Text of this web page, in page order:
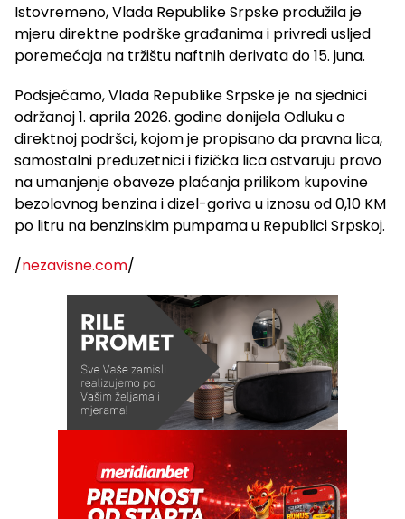
Istovremeno, Vlada Republike Srpske produžila je
mjeru direktne podrške građanima i privredi usljed
poremećaja na tržištu naftnih derivata do 15. juna.
Podsjećamo, Vlada Republike Srpske je na sjednici
održanoj 1. aprila 2026. godine donijela Odluku o
direktnoj podršci, kojom je propisano da pravna lica,
samostalni preduzetnici i fizička lica ostvaruju pravo
na umanjenje obaveze plaćanja prilikom kupovine
bezolovnog benzina i dizel-goriva u iznosu od 0,10 KM
po litru na benzinskim pumpama u Republici Srpskoj.
/nezavisne.com/